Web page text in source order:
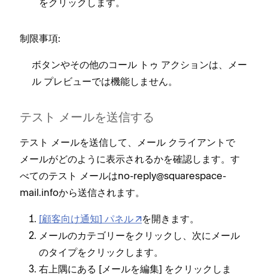
をクリ⁠ックします⁠。
制限事項⁠:
ボタンやその他のコ⁠ール ト⁠ゥ アクシ⁠ョンは⁠、メ⁠ー
ル プレビ⁠ュ⁠ーでは機能しません⁠。
テスト メ⁠ールを送信する
テスト メ⁠ールを送信して⁠、メ⁠ール クライアントで
メ⁠ールがどのように表示されるかを確認します⁠。す
べてのテスト メ⁠ールはno-reply@squarespace-
mail⁠.infoから送信されます⁠。
[⁠顧客向け通知⁠] パネル
を開きます⁠。
メ⁠ールのカテゴリ⁠ーをクリ⁠ックし⁠、次にメ⁠ール
のタイプをクリ⁠ックします⁠。
右上隅にある [⁠メ⁠ールを編集⁠] をクリ⁠ックしま